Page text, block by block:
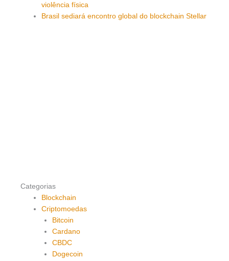
violência física
Brasil sediará encontro global do blockchain Stellar
Categorias
Blockchain
Criptomoedas
Bitcoin
Cardano
CBDC
Dogecoin